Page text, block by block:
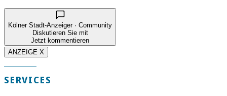
Kölner Stadt-Anzeiger · Community
Diskutieren Sie mit
Jetzt kommentieren
ANZEIGE X
SERVICES